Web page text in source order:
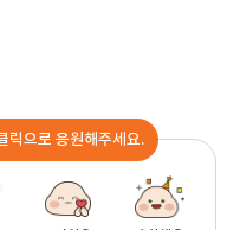
릭으로 응원해주세요.